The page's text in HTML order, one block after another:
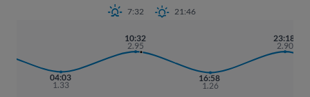
7:32 21:46
04:03
1.33
10:32
2.95
16:58
1.26
23:18
2.90